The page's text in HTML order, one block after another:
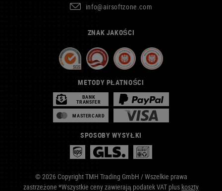
info@airsoftzone.com
ZNAK JAKOŚCI
METODY PŁATNOŚCI
BANK
TRANSFER
MASTERCARD
SPOSOBY WYSYŁKI
© 2026 Copyright TMH Trading GmbH / Wszelkie prawa
zastrzeżone *Wszystkie ceny zawierają podatek VAT plus koszty